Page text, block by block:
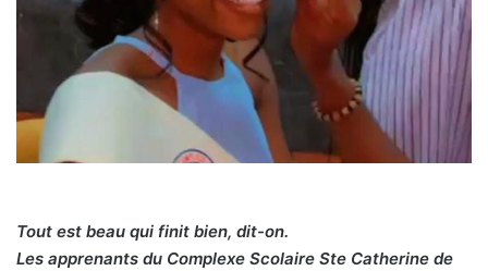
Tout est beau qui finit bien, dit-on.
Les apprenants du Complexe Scolaire Ste Catherine de